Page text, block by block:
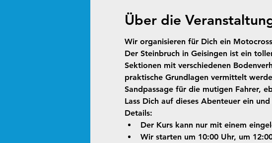
Über die
Wir organisieren für Dich ein
Der Steinbruch in Geisingen ist ein
Sektionen mit verschiedenen
praktische Grundlagen vermittelt
Sandpassage für die mutigen Fahrer,
Lass Dich auf dieses Abenteuer ein
Details:
Der Kurs kann nur mit einem
Wir starten um 10:00 Uhr, um